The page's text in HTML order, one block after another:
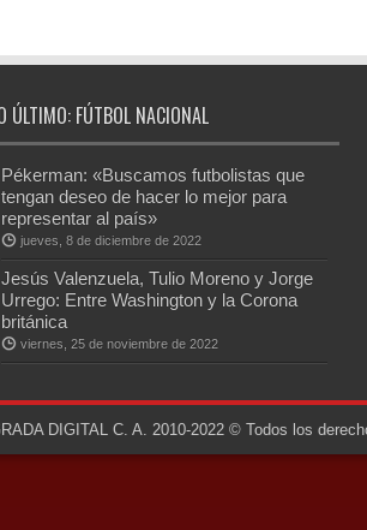
ÚLTIMO: FÚTBOL NACIONAL
Pékerman: «Buscamos futbolistas que
tengan deseo de hacer lo mejor para
representar al país»
jueves, 8 de diciembre de 2022
Jesús Valenzuela, Tulio Moreno y Jorge
Urrego: Entre Washington y la Corona
británica
viernes, 25 de noviembre de 2022
DIGITAL C. A. 2010-2022 © Todos los